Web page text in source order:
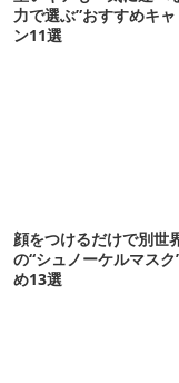
力で選ぶ”おすすめキ
ン11選
顔をつけるだけで別世
の“シュノーケルマス
め13選